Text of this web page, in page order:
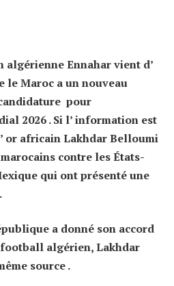
Ennahar vient d’
le Maroc a un nouveau
pour
2026 .Si l’ information est
or africain Lakhdar Belloumi
contre les États-
qui ont présenté une
a donné son accord
algérien, Lakhdar
source .